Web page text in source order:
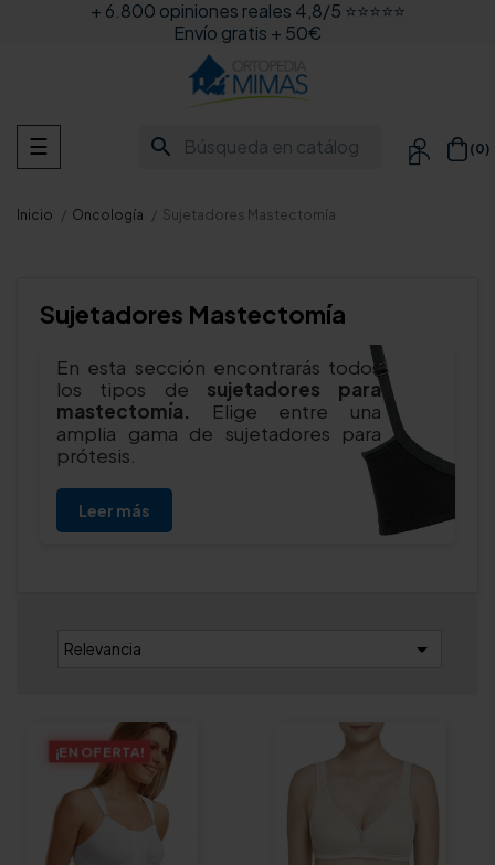
+ 6.800 opiniones reales 4,8/5 ⭐⭐⭐⭐⭐
Envío gratis + 50€
search  (0)
Navegación
de
☰
Inicio Oncología Sujetadores Mastectomía
Sujetadores Mastectomía
En esta sección encontrarás todos
los tipos de sujetadores para
mastectomía. Elige entre una
amplia gama de sujetadores para
prótesis.
Leer más
Relevancia 
¡EN OFERTA!